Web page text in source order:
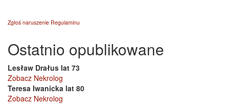
Zgłoś naruszenie Regulaminu
Ostatnio opublikowane
Lesław Drałus lat 73
Zobacz Nekrolog
Teresa Iwanicka lat 80
Zobacz Nekrolog